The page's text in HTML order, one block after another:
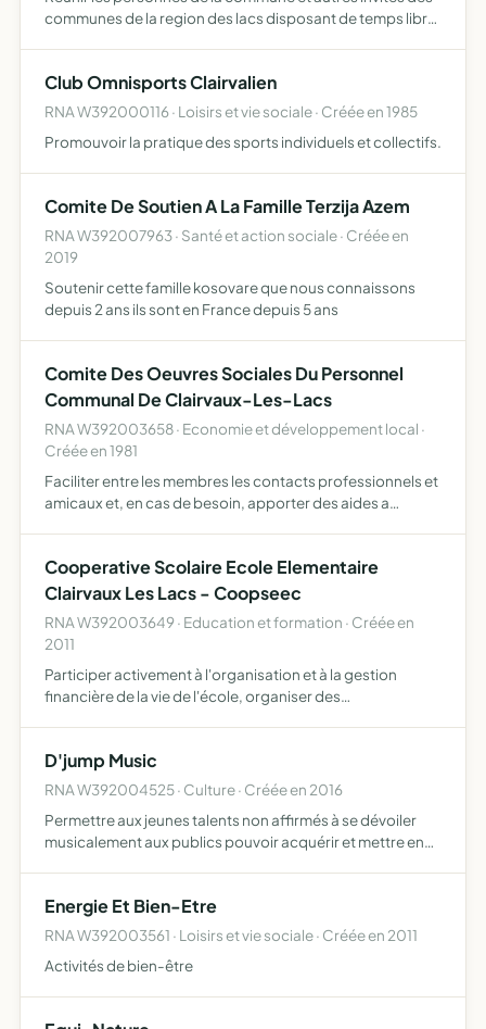
communes de la region des lacs disposant de temps libre
Club Omnisports Clairvalien
RNA W392000116 · Loisirs et vie sociale · Créée en 1985
Promouvoir la pratique des sports individuels et collectifs.
Comite De Soutien A La Famille Terzija Azem
RNA W392007963 · Santé et action sociale · Créée en
2019
Soutenir cette famille kosovare que nous connaissons
depuis 2 ans ils sont en France depuis 5 ans
Comite Des Oeuvres Sociales Du Personnel
Communal De Clairvaux-Les-Lacs
RNA W392003658 · Economie et développement local ·
Créée en 1981
Faciliter entre les membres les contacts professionnels et
amicaux et, en cas de besoin, apporter des aides a
Cooperative Scolaire Ecole Elementaire
Clairvaux Les Lacs - Coopseec
RNA W392003649 · Education et formation · Créée en
2011
Participer activement à l'organisation et à la gestion
financière de la vie de l'école, organiser des
classes environ…
D'jump Music
RNA W392004525 · Culture · Créée en 2016
Permettre aux jeunes talents non affirmés à se dévoiler
musicalement aux publics pouvoir acquérir et mettre en
une prem…
Energie Et Bien-Etre
RNA W392003561 · Loisirs et vie sociale · Créée en 2011
Activités de bien-être